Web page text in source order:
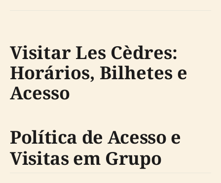
Visitar Les Cèdres:
Horários, Bilhetes e
Acesso
Política de Acesso e
Visitas em Grupo